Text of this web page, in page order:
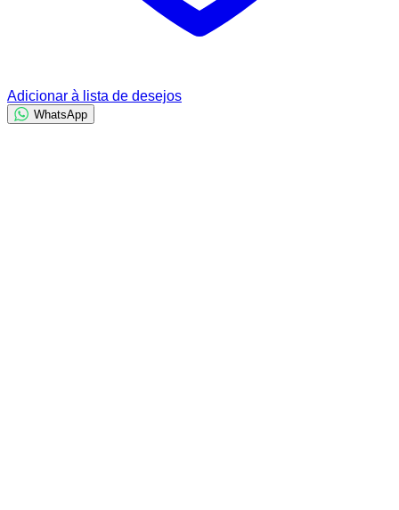
Adicionar à lista de desejos
WhatsApp